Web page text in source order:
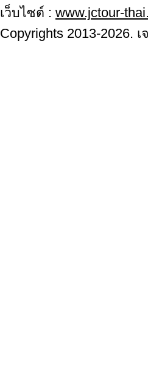
เว็บไซต์ : www.jctour-
Copyrights 2013-2026.